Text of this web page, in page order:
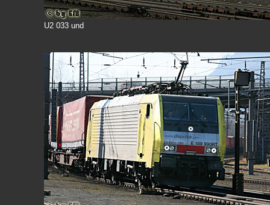
U2 033 und